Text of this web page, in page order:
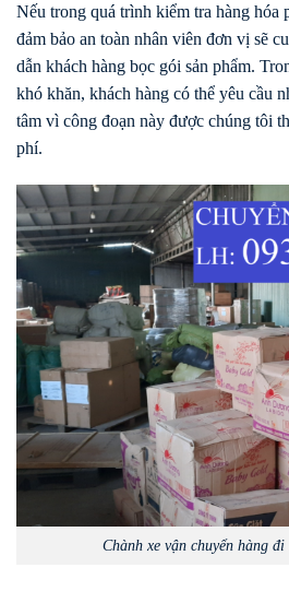
Nếu trong quá trình kiểm tra hàng hóa
đảm bảo an toàn nhân viên đơn vị sẽ
dẫn khách hàng bọc gói sản phẩm.
khó khăn, khách hàng có thể yêu cầu
tâm vì công đoạn này được chúng tôi
phí.
Chành xe vận chuyển hàng